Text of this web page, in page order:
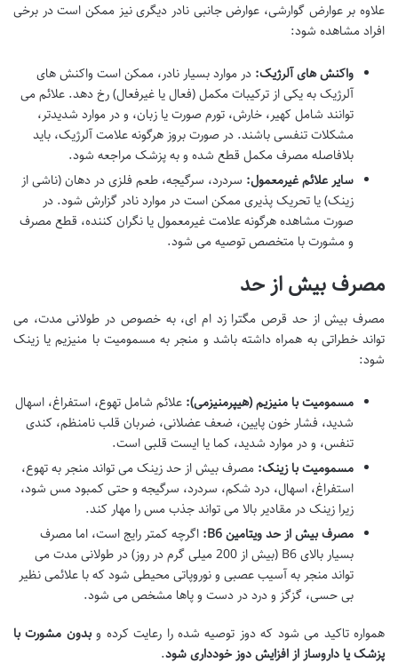
علاوه بر عوارض گوارشی، عوارض جانبی نادر دیگری نیز ممکن است در برخی
افراد مشاهده شود:
واکنش های آلرژیک: در موارد بسیار نادر، ممکن است واکنش های
آلرژیک به یکی از ترکیبات مکمل (فعال یا غیرفعال) رخ دهد. علائم می
توانند شامل کهیر، خارش، تورم صورت یا زبان، و در موارد شدیدتر،
مشکلات تنفسی باشند. در صورت بروز هرگونه علامت آلرژیک، باید
بلافاصله مصرف مکمل قطع شده و به پزشک مراجعه شود.
سایر علائم غیرمعمول: سردرد، سرگیجه، طعم فلزی در دهان (ناشی از
زینک) یا تحریک پذیری ممکن است در موارد نادر گزارش شود. در
صورت مشاهده هرگونه علامت غیرمعمول یا نگران کننده، قطع مصرف
و مشورت با متخصص توصیه می شود.
مصرف بیش از حد
مصرف بیش از حد قرص مگترا زد ام ای، به خصوص در طولانی مدت، می
تواند خطراتی به همراه داشته باشد و منجر به مسمومیت با منیزیم یا زینک
شود:
مسمومیت با منیزیم (هیپرمنیزمی): علائم شامل تهوع، استفراغ، اسهال
شدید، فشار خون پایین، ضعف عضلانی، ضربان قلب نامنظم، کندی
تنفس، و در موارد شدید، کما یا ایست قلبی است.
مسمومیت با زینک: مصرف بیش از حد زینک می تواند منجر به تهوع،
استفراغ، اسهال، درد شکم، سردرد، سرگیجه و حتی کمبود مس شود،
زیرا زینک در مقادیر بالا می تواند جذب مس را مهار کند.
مصرف بیش از حد ویتامین B6:
اگرچه کمتر رایج است، اما مصرف
بسیار بالای B6 (بیش از 200 میلی گرم در روز) در طولانی مدت می
تواند منجر به آسیب عصبی و نوروپاتی محیطی شود که با علائمی نظیر
بی حسی، گزگز و درد در دست و پاها مشخص می شود.
همواره تاکید می شود که دوز توصیه شده را رعایت کرده وبدون مشورت با
پزشک یا داروساز از افزایش دوز خودداری شود.